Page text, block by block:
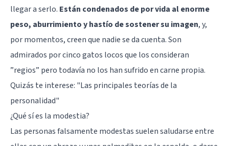
llegar a serlo. Están condenados de por vida al enorme
peso, aburrimiento y hastío de sostener su imagen, y,
por momentos, creen que nadie se da cuenta. Son
admirados por cinco gatos locos que los consideran
”regios” pero todavía no los han sufrido en carne propia.
Quizás te interese: "Las principales teorías de la
personalidad"
¿Qué sí es la modestia?
Las personas falsamente modestas suelen saludarse entre